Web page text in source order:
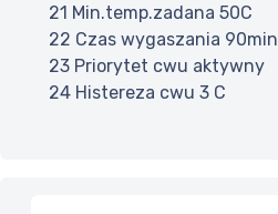
21 Min.temp.zadana 50C
22 Czas wygaszania 90min
23 Priorytet cwu aktywny
24 Histereza cwu 3 C